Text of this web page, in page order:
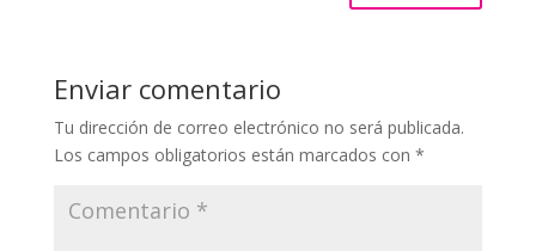
Enviar comentario
Tu dirección de correo electrónico no será publicada.
Los campos obligatorios están marcados con *